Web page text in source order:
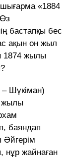
«1884
бастапқы бес
ақын он жыл
1874 жылы
Шүкіман)
жылы
баяндап
Әйгерім
нұр жайнаған